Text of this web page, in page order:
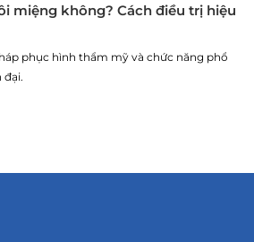
miệng không? Cách điều trị hiệu
phục hình thẩm mỹ và chức năng phổ
đại.